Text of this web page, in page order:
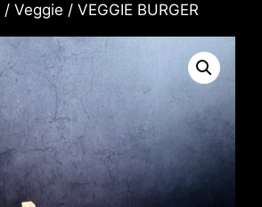
/ Veggie / VEGGIE BURGER